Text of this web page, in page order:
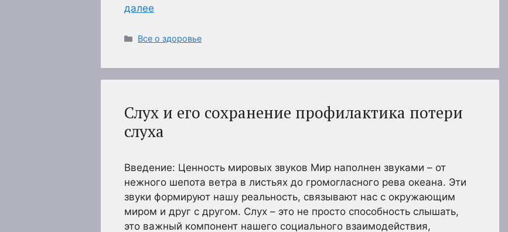
далее
Рубрики
Все о здоровье
Слух и его сохранение профилактика потери
слуха
Введение: Ценность мировых звуков Мир наполнен звуками – от
нежного шепота ветра в листьях до громогласного рева океана. Эти
звуки формируют нашу реальность, связывают нас с окружающим
миром и друг с другом. Слух – это не просто способность слышать,
это важный компонент нашего социального взаимодействия,